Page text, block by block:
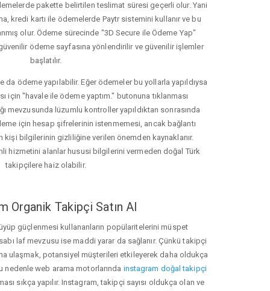
pakette belirtilen teslimat süresi geçerli olur. Yani
kredi kartı ile ödemelerde Paytr sistemini kullanır ve bu
olur. Ödeme sürecinde "3D Secure ile Ödeme Yap"
ödeme sayfasına yönlendirilir ve güvenilir işlemler
başlatılır.
da ödeme yapılabilir. Eğer ödemeler bu yollarla yapıldıysa
için "havale ile ödeme yaptım." butonuna tıklanması
mevzusunda lüzumlu kontroller yapıldıktan sonrasında
için hesap şifrelerinin istenmemesi, ancak bağlantı
kişi bilgilerinin gizliliğine verilen önemden kaynaklanır.
hizmetini alanlar hususi bilgilerini vermeden doğal Türk
takipçilere haiz olabilir.
Organik Takipçi Satın Al
güçlenmesi kullananların popülaritelerini müspet
laf mevzusu ise maddi yarar da sağlanır. Çünkü takipçi
ulaşmak, potansiyel müşterileri etkileyerek daha oldukça
nedenle web arama motorlarında instagram doğal takipçi
sıkça yapılır. Instagram, takipçi sayısı oldukça olan ve